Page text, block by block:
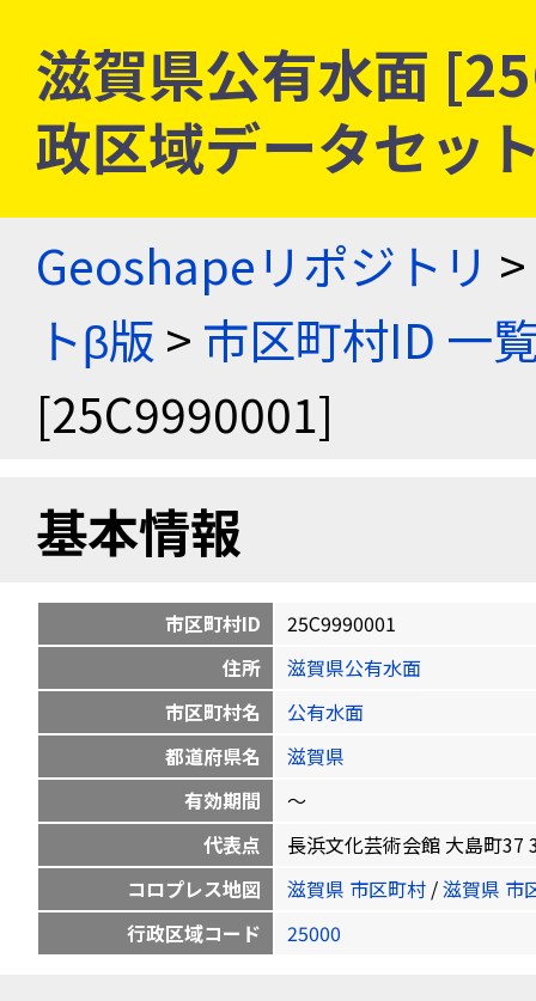
滋賀県公有水面
政区域データセッ
Geoshapeリポジトリ >
トβ版 > 市区町村ID 一
[25C9990001]
基本情報
市区町村ID
25C9990001
住所
滋賀県公有水面
市区町村名
公有水面
都道府県名
滋賀県
有効期間
〜
代表点
長浜文化芸術会館 大島町37
コロプレス地図
滋賀県 市区町村 /滋賀県 市
行政区域コード
25000